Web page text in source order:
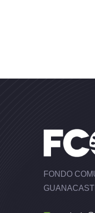
FONDO